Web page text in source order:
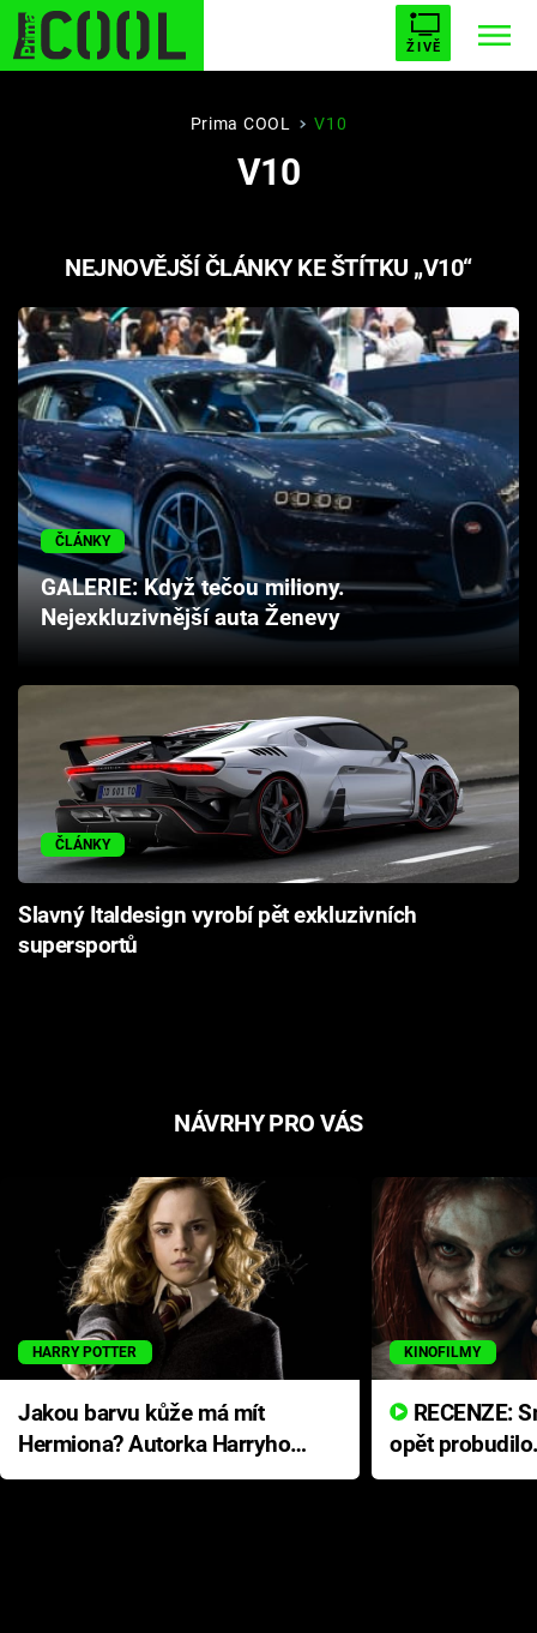
ŽIVĚ
BUFFY, PŘEMOŽITELKA UPÍRŮ
AVENGERS 5
Témata
Filmy
Seriály
Hry
Cool Esport
Pořady
TV Program
Sledujte prima+
Přihlášení
Sledujte nás
Prima COOL V10
V10
NEJNOVĚJŠÍ ČLÁNKY KE ŠTÍTKU „V10“
ČLÁNKY
GALERIE: Když tečou miliony.
Nejexkluzivnější auta Ženevy
ČLÁNKY
Slavný Italdesign vyrobí pět exkluzivních
supersportů
NÁVRHY PRO VÁS
HARRY POTTER
Jakou barvu kůže má mít
Hermiona? Autorka Harryho
Pottera přišla s ráznou
KINOFILMY
opět
přichází s